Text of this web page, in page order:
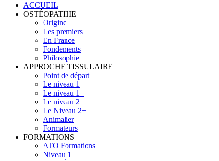
ACCUEIL
OSTÉOPATHIE
Origine
Les premiers
En France
Fondements
Philosophie
APPROCHE TISSULAIRE
Point de départ
Le niveau 1
Le niveau 1+
Le niveau 2
Le Niveau 2+
Animalier
Formateurs
FORMATIONS
ATO Formations
Niveau 1